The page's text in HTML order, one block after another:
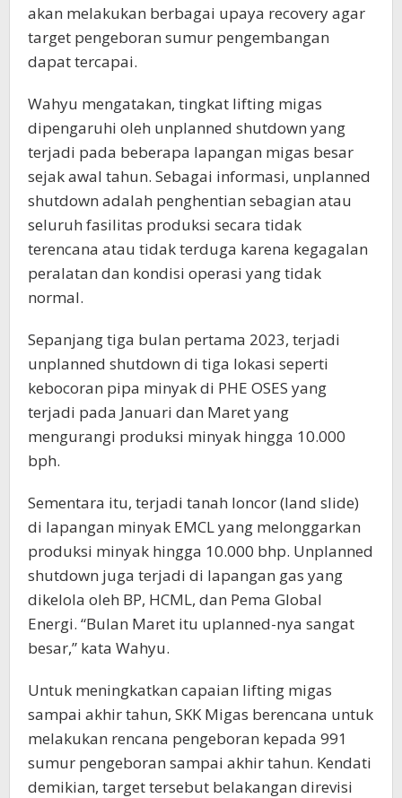
akan melakukan berbagai upaya recovery agar
target pengeboran sumur pengembangan
dapat tercapai.
Wahyu mengatakan, tingkat lifting migas
dipengaruhi oleh unplanned shutdown yang
terjadi pada beberapa lapangan migas besar
sejak awal tahun. Sebagai informasi, unplanned
shutdown adalah penghentian sebagian atau
seluruh fasilitas produksi secara tidak
terencana atau tidak terduga karena kegagalan
peralatan dan kondisi operasi yang tidak
normal.
Sepanjang tiga bulan pertama 2023, terjadi
unplanned shutdown di tiga lokasi seperti
kebocoran pipa minyak di PHE OSES yang
terjadi pada Januari dan Maret yang
mengurangi produksi minyak hingga 10.000
bph.
Sementara itu, terjadi tanah loncor (land slide)
di lapangan minyak EMCL yang melonggarkan
produksi minyak hingga 10.000 bhp. Unplanned
shutdown juga terjadi di lapangan gas yang
dikelola oleh BP, HCML, dan Pema Global
Energi. “Bulan Maret itu uplanned-nya sangat
besar,” kata Wahyu.
Untuk meningkatkan capaian lifting migas
sampai akhir tahun, SKK Migas berencana untuk
melakukan rencana pengeboran kepada 991
sumur pengeboran sampai akhir tahun. Kendati
demikian, target tersebut belakangan direvisi